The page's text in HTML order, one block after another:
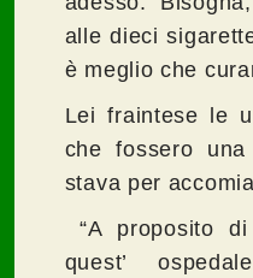
alle dieci
è meglio che
Lei fraintese le
che fossero
stava per
“A proposito
quest’